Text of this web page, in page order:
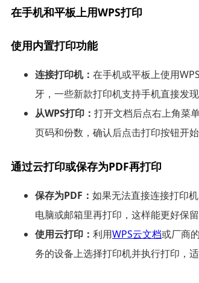
在手机和平板上用WPS打印
使用内置打印功能
连接打印机： 在手机或平板上使用
牙，一些新款打印机支持手机直接发
从WPS打印： 打开文档后点右上角菜
页码和份数，确认后点击打印按钮开始
通过云打印或保存为PDF再打印
保存为PDF： 如果无法直接连接打印
电脑或邮箱里再打印，这样能更好保
使用云打印： 利用WPS云文档或厂商
务的设备上选择打印机并执行打印，